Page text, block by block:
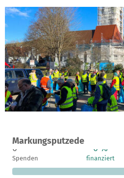
Markungsputzede
Ein Projekt in Aichtal, Deutschland
0
Spenden
0 %
finanziert